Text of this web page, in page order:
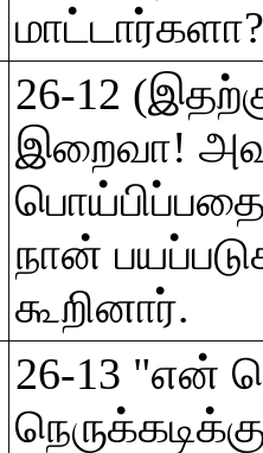
மாட்டார்களா?
26-12
இறைவா!
நான்
கூறினார்.
26-13 "என்